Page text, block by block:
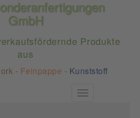
GmbH
Produkte
aus
- Feinpappe - Kunststoff
Toggle